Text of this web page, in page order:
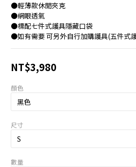
●輕薄款休閒夾克
●網眼透氣
●標配七件式護具隱藏口袋
●如有需要 可另外自行加購護具(五件式
NT$3,980
顏色
尺寸
數量